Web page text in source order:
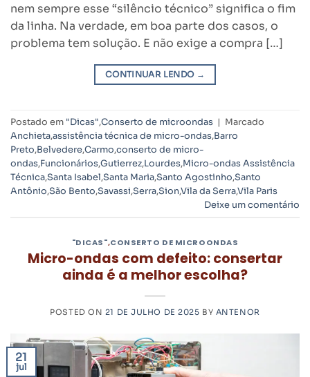
nem sempre esse “silêncio técnico” significa o fim
da linha. Na verdade, em boa parte dos casos, o
problema tem solução. E não exige a compra […]
CONTINUAR LENDO →
Postado em "Dicas",Conserto de microondas | Marcado
Anchieta,assistência técnica de micro-ondas,Barro
Preto,Belvedere,Carmo,conserto de micro-
ondas,Funcionários,Gutierrez,Lourdes,Micro-ondas Assistência
Técnica,Santa Isabel,Santa Maria,Santo Agostinho,Santo
Antônio,São Bento,Savassi,Serra,Sion,Vila da Serra,Vila Paris
Deixe um comentário
"DICAS",CONSERTO DE MICROONDAS
Micro-ondas com defeito: consertar
ainda é a melhor escolha?
POSTED ON 21 DE JULHO DE 2025 BY ANTENOR
21
jul